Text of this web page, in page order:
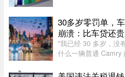
红牛能量饮品配搭蓝
30多岁零罚单，
崩溃：比车贷还贵
"我已经 30 多岁，没
什么一辆普通 Camry
己找过保险经纪、直